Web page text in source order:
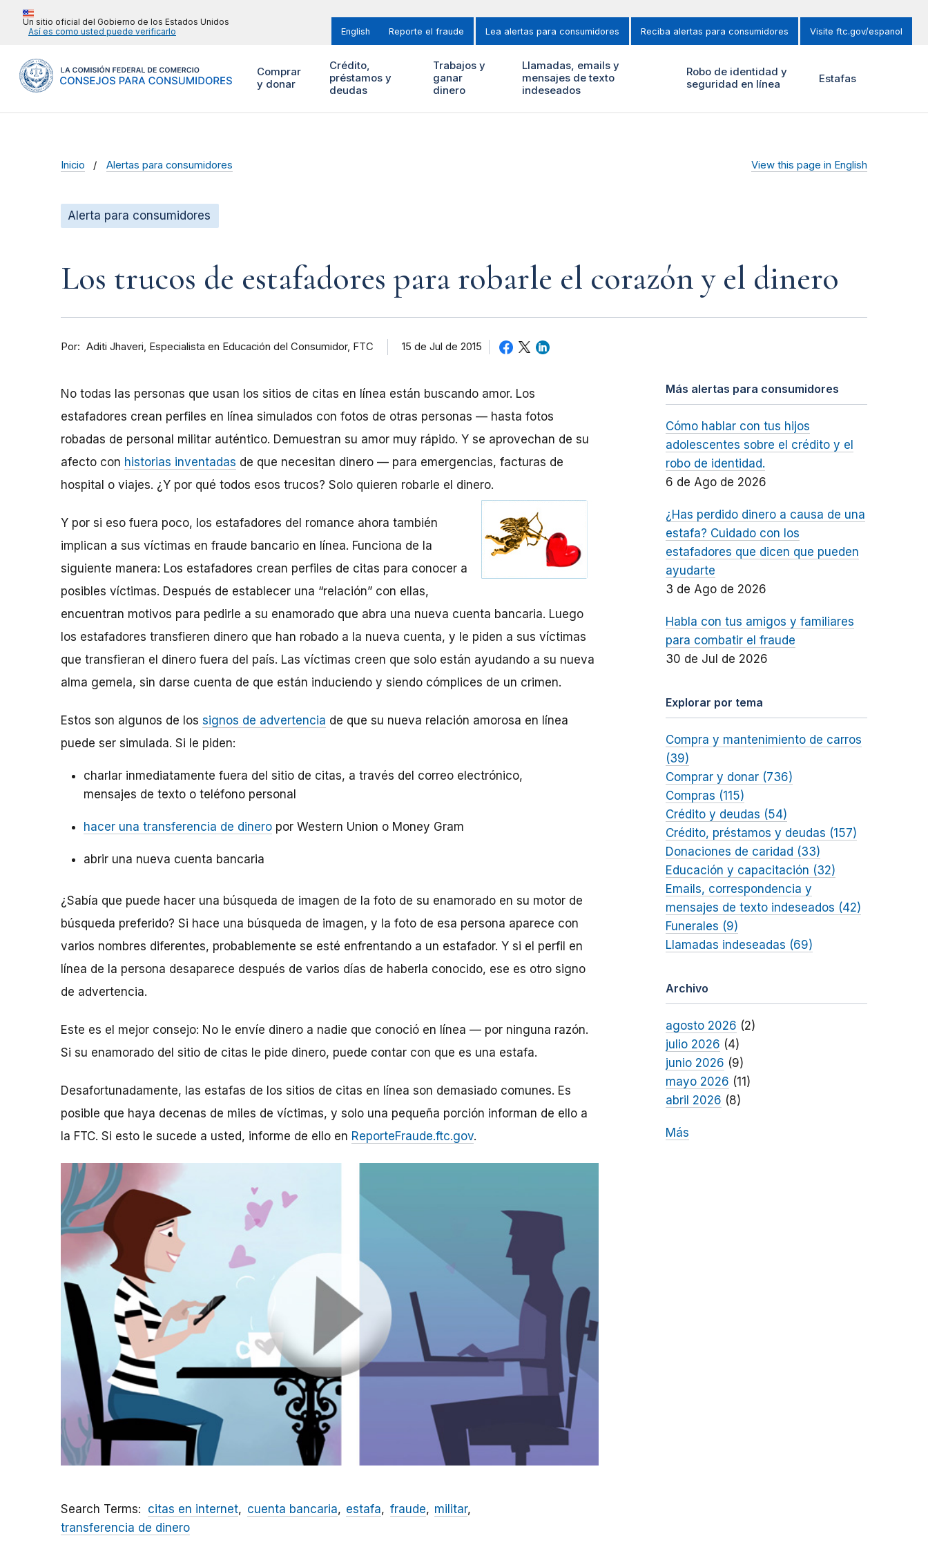
Un sitio oficial del Gobierno de los Estados Unidos
Así es como usted puede verificarlo
English Reporte el fraude Lea alertas para consumidores Reciba alertas para consumidores Visite ftc.gov/espanol
Comprar
y donar
Crédito,
préstamos y
deudas
Trabajos y
ganar
dinero
Llamadas, emails y
mensajes de texto
indeseados
Robo de identidad y
seguridad en línea
Estafas
Inicio Alertas para consumidores View this page in English
Alerta para consumidores
Los trucos de estafadores para robarle el corazón y el dinero
Por Aditi Jhaveri Especialista en Educación del Consumidor, FTC 15 de Jul de 2015
No todas las personas que usan los sitios de citas en línea están buscando amor. Los
estafadores crean perfiles en línea simulados con fotos de otras personas — hasta fotos
robadas de personal militar auténtico. Demuestran su amor muy rápido. Y se aprovechan de su
afecto con historias inventadas de que necesitan dinero — para emergencias, facturas de
hospital o viajes. ¿Y por qué todos esos trucos? Solo quieren robarle el dinero.
Y por si eso fuera poco, los estafadores del romance ahora también
implican a sus víctimas en fraude bancario en línea. Funciona de la
siguiente manera: Los estafadores crean perfiles de citas para conocer a
posibles víctimas. Después de establecer una “relación” con ellas,
encuentran motivos para pedirle a su enamorado que abra una nueva cuenta bancaria. Luego
los estafadores transfieren dinero que han robado a la nueva cuenta, y le piden a sus víctimas
que transfieran el dinero fuera del país. Las víctimas creen que solo están ayudando a su nueva
alma gemela, sin darse cuenta de que están induciendo y siendo cómplices de un crimen.
Estos son algunos de los signos de advertencia de que su nueva relación amorosa en línea
puede ser simulada. Si le piden:
charlar inmediatamente fuera del sitio de citas, a través del correo electrónico,
mensajes de texto o teléfono personal
hacer una transferencia de dinero por Western Union o Money Gram
abrir una nueva cuenta bancaria
¿Sabía que puede hacer una búsqueda de imagen de la foto de su enamorado en su motor de
búsqueda preferido? Si hace una búsqueda de imagen, y la foto de esa persona aparece con
varios nombres diferentes, probablemente se esté enfrentando a un estafador. Y si el perfil en
línea de la persona desaparece después de varios días de haberla conocido, ese es otro signo
de advertencia.
Este es el mejor consejo: No le envíe dinero a nadie que conoció en línea — por ninguna razón.
Si su enamorado del sitio de citas le pide dinero, puede contar con que es una estafa.
Desafortunadamente, las estafas de los sitios de citas en línea son demasiado comunes. Es
posible que haya decenas de miles de víctimas, y solo una pequeña porción informan de ello a
la FTC. Si esto le sucede a usted, informe de ello en ReporteFraude.ftc.gov.
Search Terms citas en internet cuenta bancaria estafa fraude
militar
transferencia de dinero
Más alertas para consumidores
Cómo hablar con tus hijos
adolescentes sobre el crédito y el
robo de identidad.
6 de Ago de 2026
¿Has perdido dinero a causa de una
estafa? Cuidado con los
estafadores que dicen que pueden
ayudarte
3 de Ago de 2026
Habla con tus amigos y familiares
para combatir el fraude
30 de Jul de 2026
Explorar por tema
Compra y mantenimiento de carros
(39)
Comprar y donar (736)
Compras (115)
Crédito y deudas (54)
Crédito, préstamos y deudas (157)
Donaciones de caridad (33)
Educación y capacitación (32)
Emails, correspondencia y
mensajes de texto indeseados (42)
Funerales (9)
Llamadas indeseadas (69)
Archivo
agosto 2026 (2)
julio 2026 (4)
junio 2026 (9)
mayo 2026 (11)
abril 2026 (8)
Más